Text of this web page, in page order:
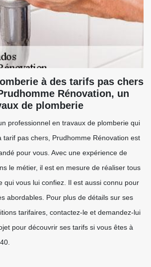
à des tarifs pas chers
Rénovation, un
de plomberie
professionnel en travaux de plomberie qui
tarif pas chers, Prudhomme Rénovation est
pour vous. Avec une expérience de
le métier, il est en mesure de réaliser tous
qui vous lui confiez. Il est aussi connu pour
abordables. Pour plus de détails sur ses
tarifaires, contactez-le et demandez-lui
pour découvrir ses tarifs si vous êtes à